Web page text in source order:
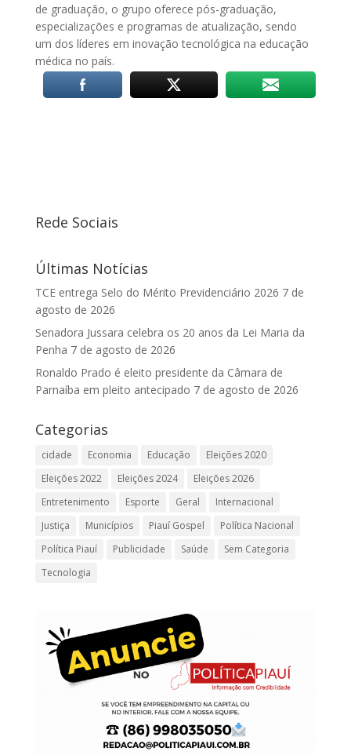
de graduação, o grupo oferece pós-graduação,
especializações e programas de atualização, sendo
um dos líderes em inovação tecnológica na educação
médica no país.
Rede Sociais
Últimas Notícias
TCE entrega Selo do Mérito Previdenciário 2026 7 de
agosto de 2026
Senadora Jussara celebra os 20 anos da Lei Maria da
Penha 7 de agosto de 2026
Ronaldo Prado é eleito presidente da Câmara de
Parnaíba em pleito antecipado 7 de agosto de 2026
Categorias
cidade Economia Educação
Eleições 2020
Eleições 2022
Eleições 2024
Eleições 2026
Entretenimento
Esporte Geral
Internacional
Justiça
Municípios Piauí Gospel
Política Nacional
Política Piauí
Publicidade Saúde
Sem Categoria
Tecnologia